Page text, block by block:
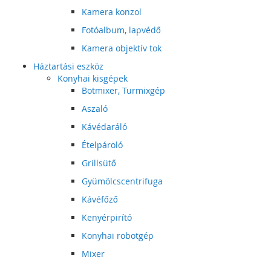
Kamera konzol
Fotóalbum, lapvédő
Kamera objektív tok
Háztartási eszköz
Konyhai kisgépek
Botmixer, Turmixgép
Aszaló
Kávédaráló
Ételpároló
Grillsütő
Gyümölcscentrifuga
Kávéfőző
Kenyérpirító
Konyhai robotgép
Mixer